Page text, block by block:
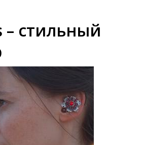
– стильный